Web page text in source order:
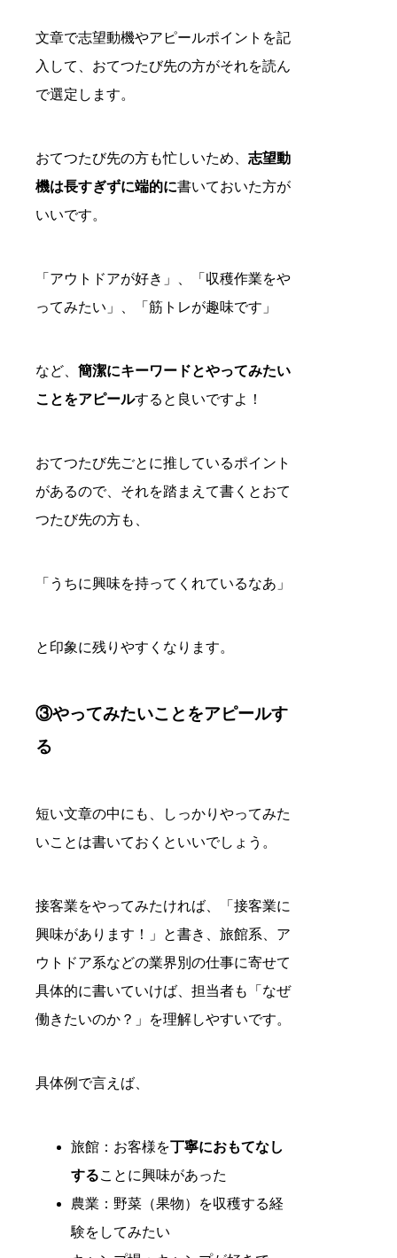
文章で志望動機やアピールポイントを記
入して、おてつたび先の方がそれを読ん
で選定します。
おてつたび先の方も忙しいため、志望動
機は長すぎずに端的に書いておいた方が
いいです。
「アウトドアが好き」、「収穫作業をや
ってみたい」、「筋トレが趣味です」
など、簡潔にキーワードとやってみたい
ことをアピールすると良いですよ！
おてつたび先ごとに推しているポイント
があるので、それを踏まえて書くとおて
つたび先の方も、
「うちに興味を持ってくれているなあ」
と印象に残りやすくなります。
③やってみたいことをアピールす
る
短い文章の中にも、しっかりやってみた
いことは書いておくといいでしょう。
接客業をやってみたければ、「接客業に
興味があります！」と書き、旅館系、ア
ウトドア系などの業界別の仕事に寄せて
具体的に書いていけば、担当者も「なぜ
働きたいのか？」を理解しやすいです。
具体例で言えば、
旅館：お客様を丁寧におもてなし
することに興味があった
農業：野菜（果物）を収穫する経
験をしてみたい